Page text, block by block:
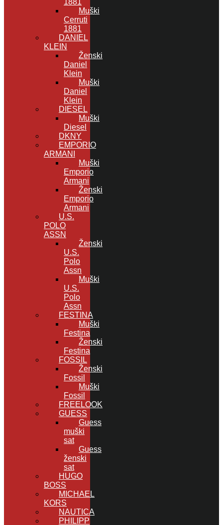
Muški
Cerruti
1881
DANIEL
KLEIN
Ženski
Daniel
Klein
Muški
Daniel
Klein
DIESEL
Muški
Diesel
DKNY
EMPORIO
ARMANI
Muški
Emporio
Armani
Ženski
Emporio
Armani
U.S.
POLO
ASSN
Ženski
U.S.
Polo
Assn
Muški
U.S.
Polo
Assn
FESTINA
Muški
Festina
Ženski
Festina
FOSSIL
Ženski
Fossil
Muški
Fossil
FREELOOK
GUESS
Guess
muški
sat
Guess
ženski
sat
HUGO
BOSS
MICHAEL
KORS
NAUTICA
PHILIPP